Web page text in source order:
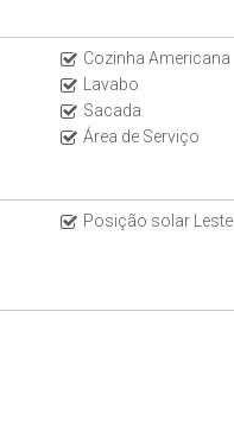
Cozinha Americana
Lavabo
Sacada
Área de Serviço
Posição solar Leste